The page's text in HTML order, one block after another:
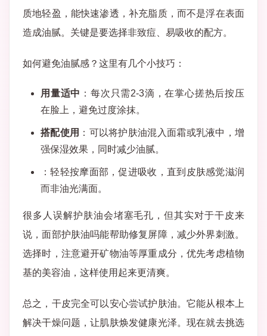
质地轻盈，能快速渗透，补充脂质，而不是浮在表面
造成油腻。关键是要选择非致痘、易吸收的配方。
如何避免油腻感？这里有几个小技巧：
用量适中 ：每次只需2-3滴，在掌心搓热后按压
在脸上，避免过度涂抹。
搭配使用 ：可以将护肤油混入面霜或乳液中，增
强保湿效果，同时减少油腻。
：轻轻按摩面部，促进吸收，直到皮肤感觉滋润
而非油光满面。
很多人误解护肤油会堵塞毛孔，但其实对于干皮来
说，面部护肤油吗能帮助修复屏障，减少外界刺激。
选择时，注意避开矿物油等厚重成分，优先考虑植物
基的美容油，这样使用起来更清爽。
总之，干皮完全可以安心尝试护肤油。它能从根本上
解决干燥问题，让肌肤焕发健康光泽。现在就去挑选